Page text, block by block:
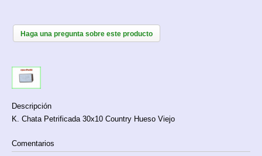
Haga una pregunta sobre este producto
Descripción
K. Chata Petrificada 30x10 Country Hueso Viejo
Comentarios